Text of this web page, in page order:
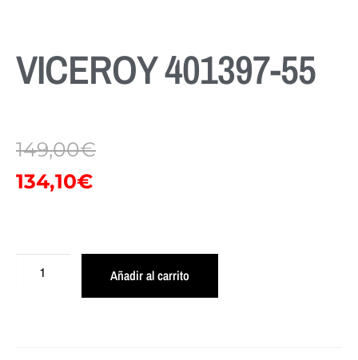
VICEROY 401397-55
149,00€
134,10€
Añadir al carrito